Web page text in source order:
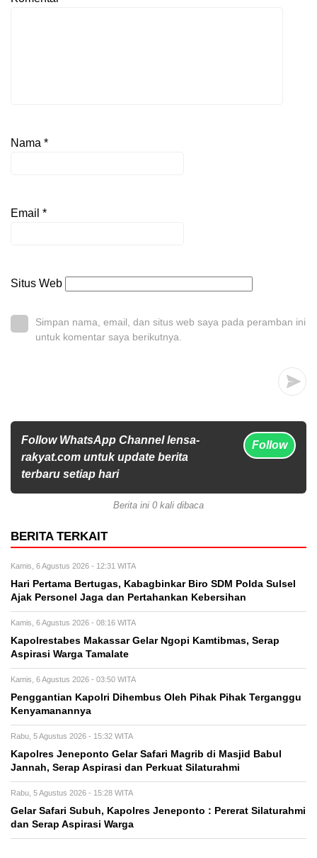
Nama *
Email *
Situs Web
Simpan nama, email, dan situs web saya pada peramban ini
untuk komentar saya berikutnya.
Follow WhatsApp Channel lensa-
rakyat.com untuk update berita
terbaru setiap hari
Follow
Berita ini 0 kali dibaca
BERITA TERKAIT
Kamis, 6 Agustus 2026 - 12:31 WITA
Hari Pertama Bertugas, Kabagbinkar Biro SDM Polda Sulsel
Ajak Personel Jaga dan Pertahankan Kebersihan
Kamis, 6 Agustus 2026 - 08:16 WITA
Kapolrestabes Makassar Gelar Ngopi Kamtibmas, Serap
Aspirasi Warga Tamalate
Kamis, 6 Agustus 2026 - 03:50 WITA
Penggantian Kapolri Dihembus Oleh Pihak Pihak Terganggu
Kenyamanannya
Rabu, 5 Agustus 2026 - 15:32 WITA
Kapolres Jeneponto Gelar Safari Magrib di Masjid Babul
Jannah, Serap Aspirasi dan Perkuat Silaturahmi
Rabu, 5 Agustus 2026 - 15:28 WITA
Gelar Safari Subuh, Kapolres Jeneponto : Pererat Silaturahmi
dan Serap Aspirasi Warga